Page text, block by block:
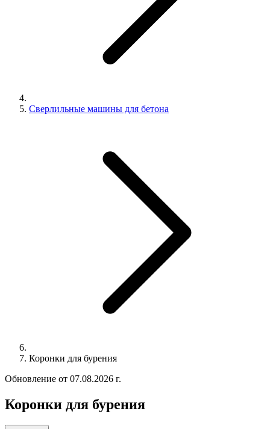
Сверлильные машины для бетона
Коронки для бурения
Обновление от 07.08.2026 г.
Коронки для бурения